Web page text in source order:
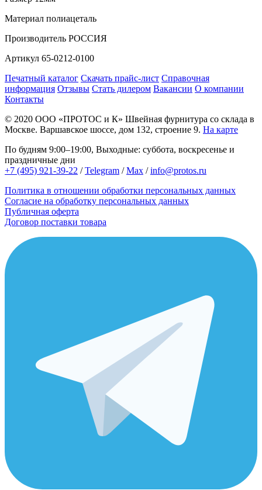
Материал полиацеталь
Производитель РОССИЯ
Артикул 65-0212-0100
Печатный каталог Скачать прайс-лист Справочная
информация Отзывы Стать дилером Вакансии О компании
Контакты
© 2020 ООО «ПРОТОС и К» Швейная фурнитура со склада в
Москве. Варшавское шоссе, дом 132, строение 9. На карте
По будням 9:00–19:00, Выходные: суббота, воскресенье и
праздничные дни
+7 (495) 921-39-22 /Telegram /Max /info@protos.ru
Политика в отношении обработки персональных данных
Согласие на обработку персональных данных
Публичная оферта
Договор поставки товара